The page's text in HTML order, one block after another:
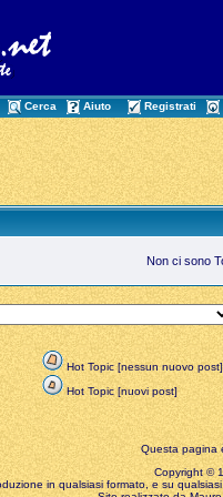
Cerca Aiuto Registrati
Non ci sono
Hot Topic [nessun nuovo post]
Hot Topic [nuovi post]
Questa pagina
Copyright ©
in qualsiasi formato, e su